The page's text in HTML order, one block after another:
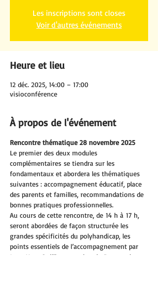
Les inscriptions sont closes
Voir d'autres événements
Heure et lieu
12 déc. 2025, 14:00 – 17:00
visioconférence
À propos de l'événement
Rencontre thématique 28 novembre 2025
Le premier des deux modules
complémentaires se tiendra sur les
fondamentaux et abordera les thématiques
suivantes : accompagnement éducatif, place
des parents et familles, recommandations de
bonnes pratiques professionnelles.
Au cours de cette rencontre, de 14 h à 17 h,
seront abordées de façon structurée les
grandes spécificités du polyhandicap, les
points essentiels de l’accompagnement par
Jean-Yves Quillien, membre du Bureau du